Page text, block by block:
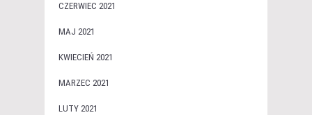
CZERWIEC 2021
MAJ 2021
KWIECIEŃ 2021
MARZEC 2021
LUTY 2021